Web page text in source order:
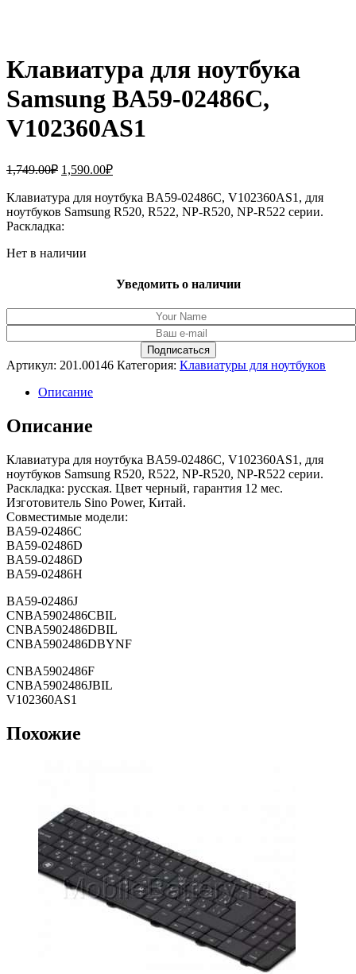
Клавиатура для ноутбука
Samsung BA59-02486C,
V102360AS1
1,749.00₽ Первоначальная
составляла
1,749.00₽.
1,590.00₽Текущая
1,590.00₽.
Клавиатура для ноутбука BA59-02486C, V102360AS1, для
ноутбуков Samsung R520, R522, NP-R520, NP-R522 серии.
Раскладка:
Нет в наличии
Уведомить о наличии
Артикул: 201.00146 Категория: Клавиатуры для ноутбуков
Описание
Описание
Клавиатура для ноутбука BA59-02486C, V102360AS1, для
ноутбуков Samsung R520, R522, NP-R520, NP-R522 серии.
Раскладка: русская. Цвет черный, гарантия 12 мес.
Изготовитель Sino Power, Китай.
Совместимые модели:
BA59-02486C
BA59-02486D
BA59-02486D
BA59-02486H
BA59-02486J
CNBA5902486CBIL
CNBA5902486DBIL
CNBA5902486DBYNF
CNBA5902486F
CNBA5902486JBIL
V102360AS1
Похожие